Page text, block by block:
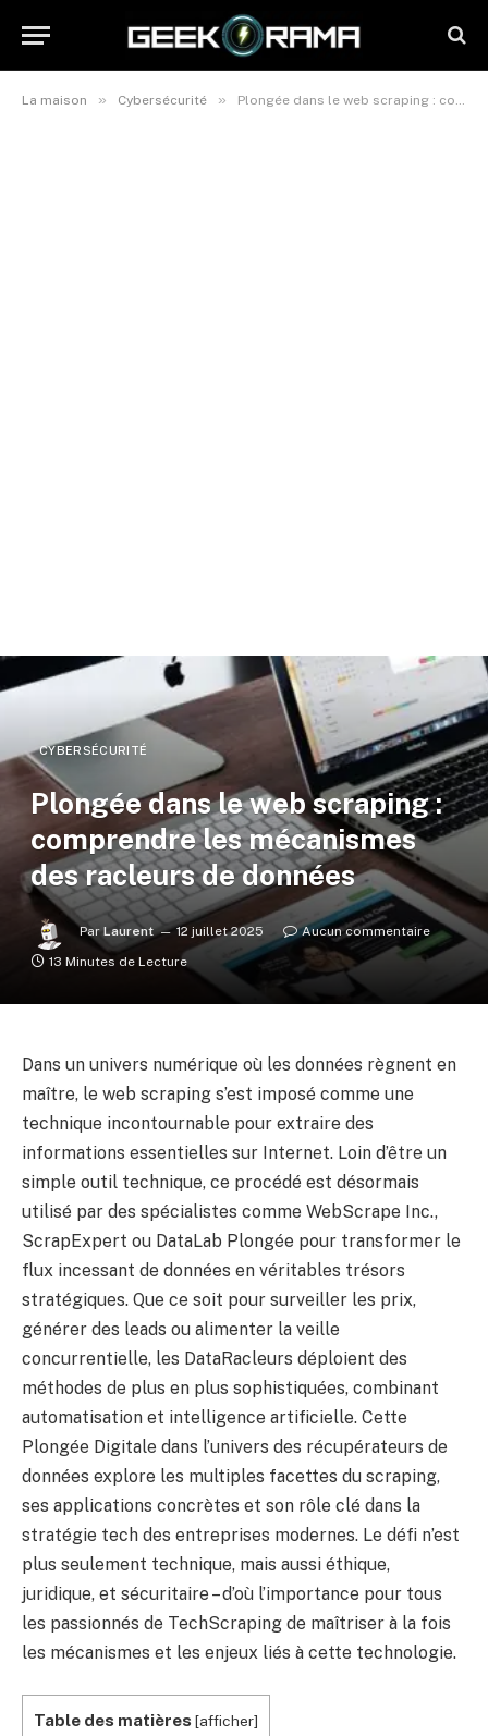
La maison » Cybersécurité » Plongée dans le web scraping : comprendre les mécanismes des racleurs de données
CYBERSÉCURITÉ
Plongée dans le web scraping :
comprendre les mécanismes
des racleurs de données
Par Laurent 12 juillet 2025
Aucun commentaire
13 Minutes de Lecture
Dans un univers numérique où les données règnent en
maître, le web scraping s’est imposé comme une
technique incontournable pour extraire des
informations essentielles sur Internet. Loin d’être un
simple outil technique, ce procédé est désormais
utilisé par des spécialistes comme WebScrape Inc.,
ScrapExpert ou DataLab Plongée pour transformer le
flux incessant de données en véritables trésors
stratégiques. Que ce soit pour surveiller les prix,
générer des leads ou alimenter la veille
concurrentielle, les DataRacleurs déploient des
méthodes de plus en plus sophistiquées, combinant
automatisation et intelligence artificielle. Cette
Plongée Digitale dans l’univers des récupérateurs de
données explore les multiples facettes du scraping,
ses applications concrètes et son rôle clé dans la
stratégie tech des entreprises modernes. Le défi n’est
plus seulement technique, mais aussi éthique,
juridique, et sécuritaire – d’où l’importance pour tous
les passionnés de TechScraping de maîtriser à la fois
les mécanismes et les enjeux liés à cette technologie.
Table des matières [afficher]